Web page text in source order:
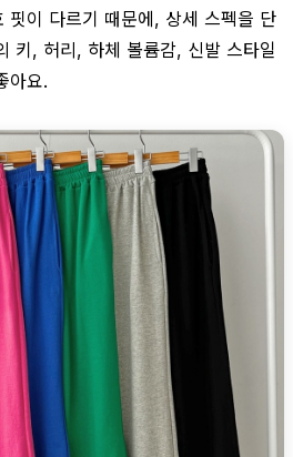
핏이 다르기 때문에, 상세 스펙을 단
키, 허리, 하체 볼륨감, 신발 스타일
아요.